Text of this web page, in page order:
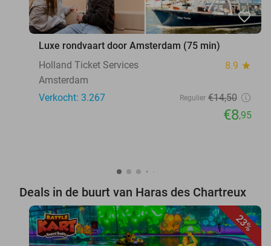
favorite_border
Luxe rondvaart door Amsterdam (75 min)
Holland Ticket Services
8.9 star
Amsterdam
Verkocht: 3.267
Regulier €14,50
€8,95
Deals in de buurt van Haras des Chartreux
23%